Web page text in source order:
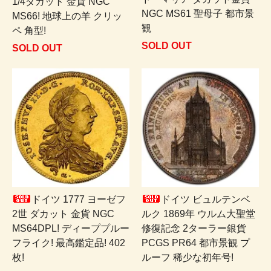
MS66! 地球上の羊 クリッ
ペ 角型!
SOLD OUT
NGC MS61 聖母子 都市景
観
SOLD OUT
ドイツ 1777 ヨーゼフ
2世 ダカット 金貨 NGC
MS64DPL! ディーププルー
フライク! 最高鑑定品! 402
枚!
ドイツ ビュルテンベ
ルク 1869年 ウルム大聖堂
修復記念 2ターラー銀貨
PCGS PR64 都市景観 プ
ルーフ 稀少な初年号!